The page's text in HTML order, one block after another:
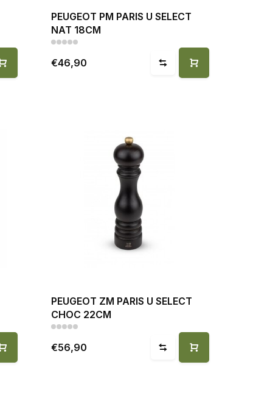
PEUGEOT PM PARIS U SELECT
NAT 18CM
€46,90
PEUGEOT ZM PARIS U SELECT
CHOC 22CM
€56,90